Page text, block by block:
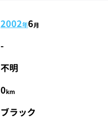
2002年6月
-
不明
0km
ブラック